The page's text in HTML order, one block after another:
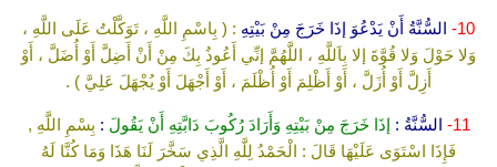
10- السُّنَّةُ أَنْ يَدْعُوَ إذَا خَرَجَ مِنْ بَيْتِهِ : ( بِاسْمِ اللَّهِ ، تَوَكَّلْتُ عَلَى اللَّهِ ،
وَلا حَوْلَ وَلا قُوَّةَ إلا بِاَللَّهِ ، اللَّهُمَّ إنِّي أَعُوذُ بِكَ مِنْ أَنْ أَضِلَّ أَوْ أُضَلَّ ، أَوْ
أَزِلَّ أَوْ أُزَلَّ ، أَوْ أَظْلِمَ أَوْ أُظْلَمَ ، أَوْ أَجْهَلَ أَوْ يُجْهَلَ عَلِيَّ ) .
11- السُّنَّةُ : إذَا خَرَجَ مِنْ بَيْتِهِ وَأَرَادَ رُكُوبَ دَابَّتِهِ أَنْ يَقُولَ : بِسْمِ اللَّهِ ,
فَإِذَا اسْتَوَى عَلَيْهَا قَالَ : الْحَمْدُ لِلَّهِ الَّذِي سَخَّرَ لَنَا هَذَا وَمَا كُنَّا لَهُ